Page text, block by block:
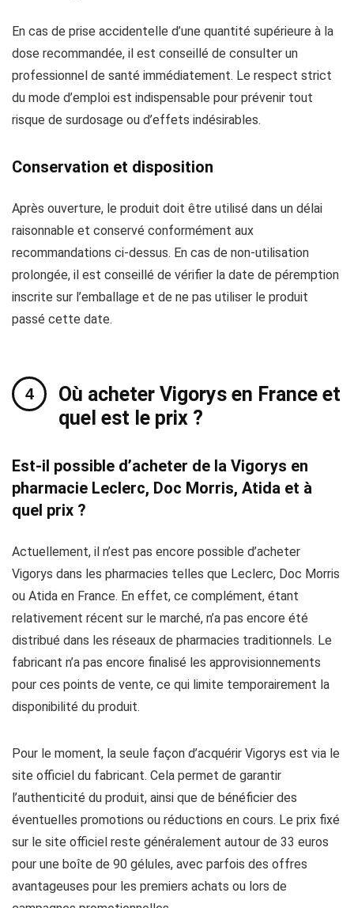
En cas de prise accidentelle d’une quantité supérieure à la
dose recommandée, il est conseillé de consulter un
professionnel de santé immédiatement. Le respect strict
du mode d’emploi est indispensable pour prévenir tout
risque de surdosage ou d’effets indésirables.
Conservation et disposition
Après ouverture, le produit doit être utilisé dans un délai
raisonnable et conservé conformément aux
recommandations ci-dessus. En cas de non-utilisation
prolongée, il est conseillé de vérifier la date de péremption
inscrite sur l’emballage et de ne pas utiliser le produit
passé cette date.
Où acheter Vigorys en France et
quel est le prix ?
Est-il possible d’acheter de la Vigorys en
pharmacie Leclerc, Doc Morris, Atida et à
quel prix ?
Actuellement, il n’est pas encore possible d’acheter
Vigorys dans les pharmacies telles que Leclerc, Doc Morris
ou Atida en France. En effet, ce complément, étant
relativement récent sur le marché, n’a pas encore été
distribué dans les réseaux de pharmacies traditionnels. Le
fabricant n’a pas encore finalisé les approvisionnements
pour ces points de vente, ce qui limite temporairement la
disponibilité du produit.
Pour le moment, la seule façon d’acquérir Vigorys est via le
site officiel du fabricant. Cela permet de garantir
l’authenticité du produit, ainsi que de bénéficier des
éventuelles promotions ou réductions en cours. Le prix fixé
sur le site officiel reste généralement autour de 33 euros
pour une boîte de 90 gélules, avec parfois des offres
avantageuses pour les premiers achats ou lors de